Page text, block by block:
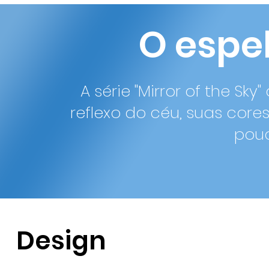
O
A série "Mirror of the
reflexo do céu, suas
Design